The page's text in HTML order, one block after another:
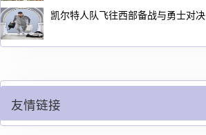
凯尔特人队飞往西部备战与勇士对决
友情链接